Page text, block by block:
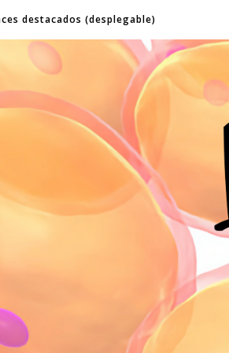
destacados (desplegable)